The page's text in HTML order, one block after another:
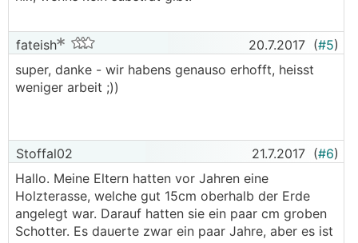
fateish 20.7.2017 (#5)
super, danke - wir habens genauso erhofft, heisst
weniger arbeit ;))
Stoffal02 21.7.2017 (#6)
Hallo. Meine Eltern hatten vor Jahren eine
Holzterasse, welche gut 15cm oberhalb der Erde
angelegt war. Darauf hatten sie ein paar cm groben
Schotter. Es dauerte zwar ein paar Jahre, aber es ist